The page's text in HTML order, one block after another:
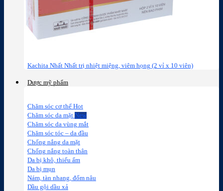
Kachita Nhất Nhất trị nhiệt miệng, viêm họng (2 vỉ x 10 viên)
Dược mỹ phẩm
Chăm sóc cơ thể
Chăm sóc da mặt
Chăm sóc da vùng mắt
Chăm sóc tóc – da đầu
Chống nắng da mặt
Chống nắng toàn thân
Da bị khô, thiếu ẩm
Da bị mụn
Nám, tàn nhang, đốm nâu
Dầu gội dầu xả